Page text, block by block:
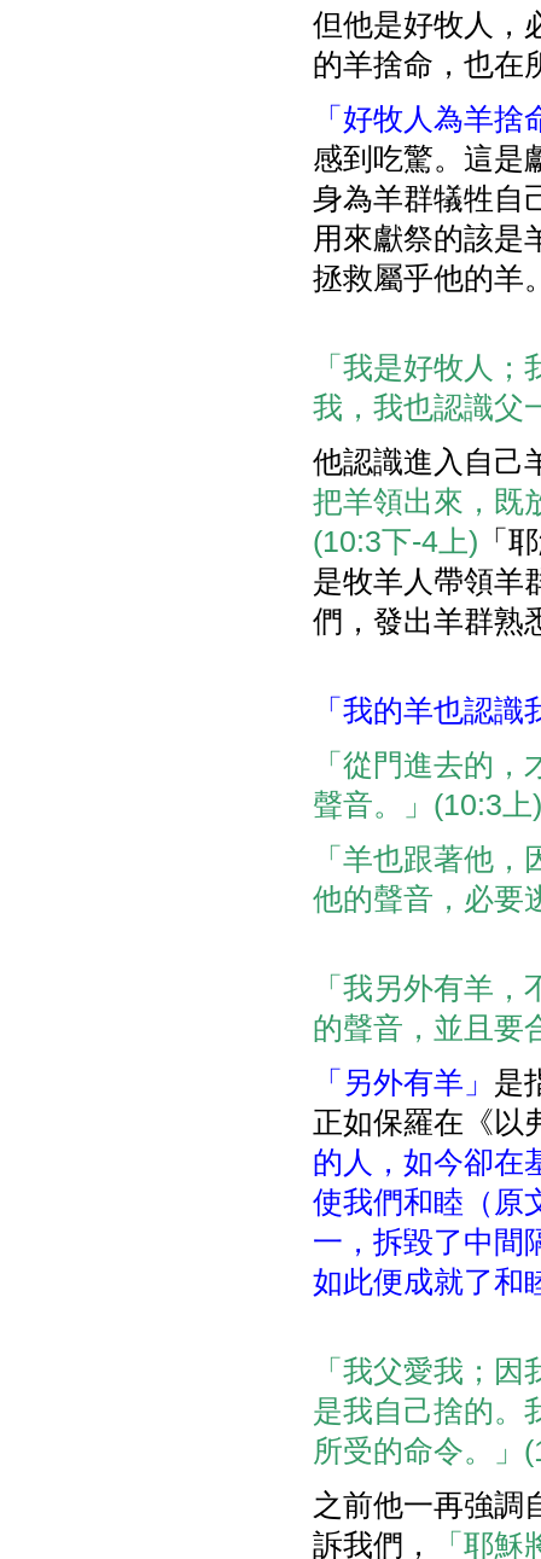
但他是好牧人，
的羊捨命，也在
「好牧人為羊捨
感到吃驚。這是
身為羊群犠牲自
用來獻祭的該是
拯救屬乎他的羊
「我是好牧人
我，我也認識父
他認識進入自己
把羊領出來，既
(10:3下-4上) 「
是牧羊人帶領羊
們，發出羊群熟
「我的羊也認識
「從門進去的
聲音。」(10:3上)
「羊也跟著他
他的聲音，必要
「我另外有羊
的聲音，並且要
「另外有羊」 是
正如保羅在《以
的人，如今卻在
使我們和睦（原
一，拆毀了中間
如此便成就了和
「我父愛我；
是我自己捨的。
所受的命令。」
之前他一再強調
訴我們，
「耶